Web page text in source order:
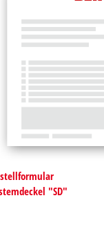
"SD"